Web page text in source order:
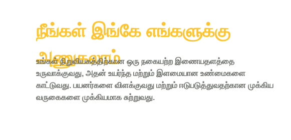
நீங்கள் இங்கே எங்களுக்கு
அணுகலாம்
உங்கள் நிறுவியகத்திற்கான ஒரு நகையற்ற இணையதளத்தை
உருவாக்குவது, அதன் உயர்ந்த மற்றும் இளமையான உண்மைகளை
காட்டுவது. பயனர்களை விளக்குவது மற்றும் ஈடுபடுத்துவதற்கான முக்கிய
வருகைகளை முக்கியமாக சுற்றுவது.